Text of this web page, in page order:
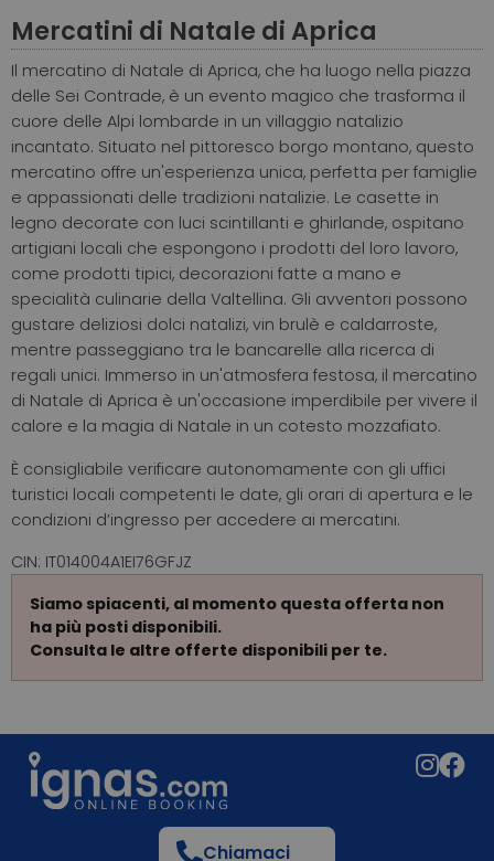
Mercatini di Natale di Aprica
Il mercatino di Natale di Aprica, che ha luogo nella piazza
delle Sei Contrade, è un evento magico che trasforma il
cuore delle Alpi lombarde in un villaggio natalizio
incantato. Situato nel pittoresco borgo montano, questo
mercatino offre un'esperienza unica, perfetta per famiglie
e appassionati delle tradizioni natalizie. Le casette in
legno decorate con luci scintillanti e ghirlande, ospitano
artigiani locali che espongono i prodotti del loro lavoro,
come prodotti tipici, decorazioni fatte a mano e
specialità culinarie della Valtellina. Gli avventori possono
gustare deliziosi dolci natalizi, vin brulè e caldarroste,
mentre passeggiano tra le bancarelle alla ricerca di
regali unici. Immerso in un'atmosfera festosa, il mercatino
di Natale di Aprica è un'occasione imperdibile per vivere il
calore e la magia di Natale in un cotesto mozzafiato.
È consigliabile verificare autonomamente con gli uffici
turistici locali competenti le date, gli orari di apertura e le
condizioni d’ingresso per accedere ai mercatini.
CIN: IT014004A1EI76GFJZ
Siamo spiacenti, al momento questa offerta non
ha più posti disponibili.
Consulta le altre offerte disponibili per te.
Chiamaci